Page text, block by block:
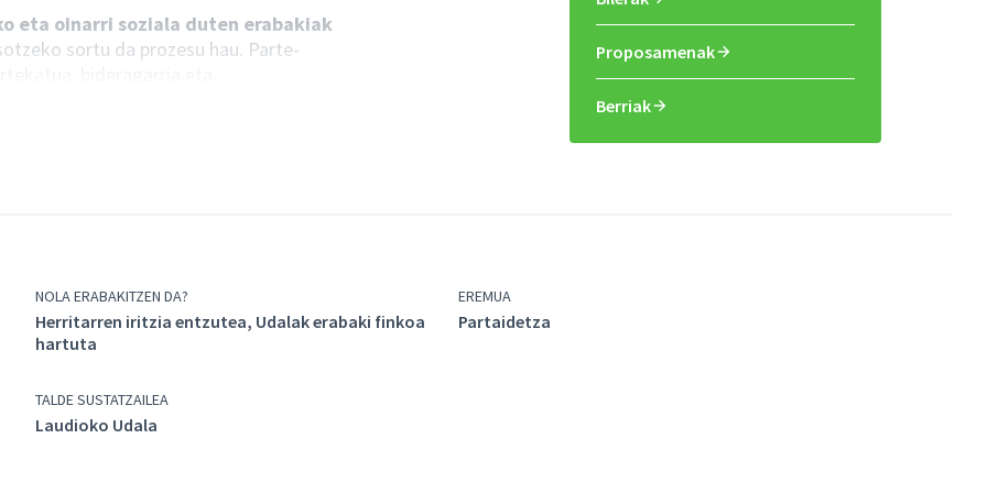
eta oinarri soziala duten erabakiak
sortu da prozesu hau. Parte-
Proposamenak
Berriak
NOLA ERABAKITZEN DA?
Herritarren iritzia entzutea, Udalak erabaki finkoa
hartuta
EREMUA
Partaidetza
TALDE SUSTATZAILEA
Laudioko Udala